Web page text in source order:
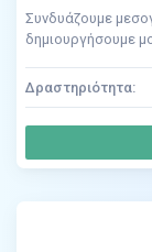
Συνδυάζουμε
δημιουργήσουμε
Δραστηριότητα: